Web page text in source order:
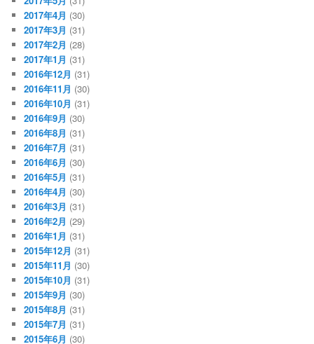
2017年4月 (30)
2017年3月 (31)
2017年2月 (28)
2017年1月 (31)
2016年12月 (31)
2016年11月 (30)
2016年10月 (31)
2016年9月 (30)
2016年8月 (31)
2016年7月 (31)
2016年6月 (30)
2016年5月 (31)
2016年4月 (30)
2016年3月 (31)
2016年2月 (29)
2016年1月 (31)
2015年12月 (31)
2015年11月 (30)
2015年10月 (31)
2015年9月 (30)
2015年8月 (31)
2015年7月 (31)
2015年6月 (30)